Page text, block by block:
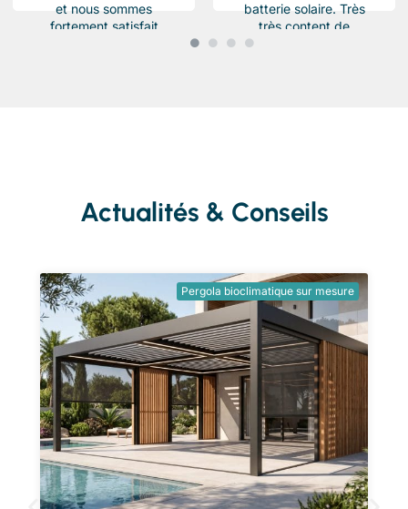
et nous sommes
fortement satisfait
batterie solaire. Très
très content de
l'équipe Beau travail
Actualités & Conseils
Pergola bioclimatique sur mesure